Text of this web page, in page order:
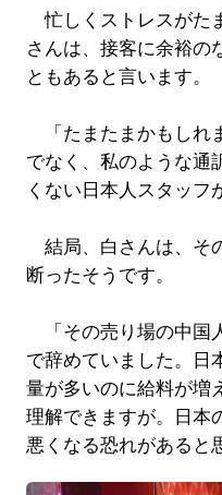
忙しくストレスがた
さんは、接客に余裕の
ともあると言います。
「たまたまかもしれ
でなく、私のような通
くない日本人スタッフ
結局、白さんは、そ
断ったそうです。
「その売り場の中国
で辞めていました。日
量が多いのに給料が増
理解できますが。日本
悪くなる恐れがあると